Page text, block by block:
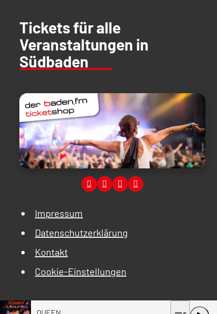
Tickets für alle
Veranstaltungen in
Südbaden
Impressum
Datenschutzerklärung
Kontakt
Cookie-Einstellungen
QUEEN